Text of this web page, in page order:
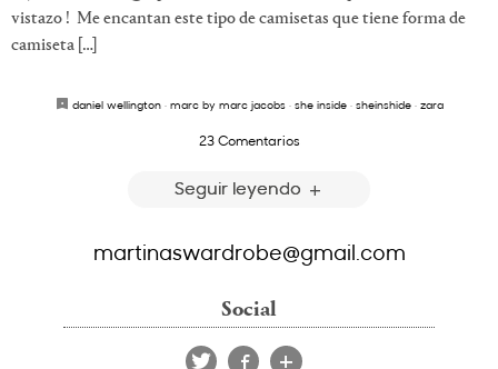
vistazo ! Me encantan este tipo de camisetas que tiene forma de
camiseta […]
daniel wellington· marc by marc jacobs· she inside· sheinshide· zara
23 Comentarios
Seguir leyendo
martinaswardrobe@gmail.com
Social